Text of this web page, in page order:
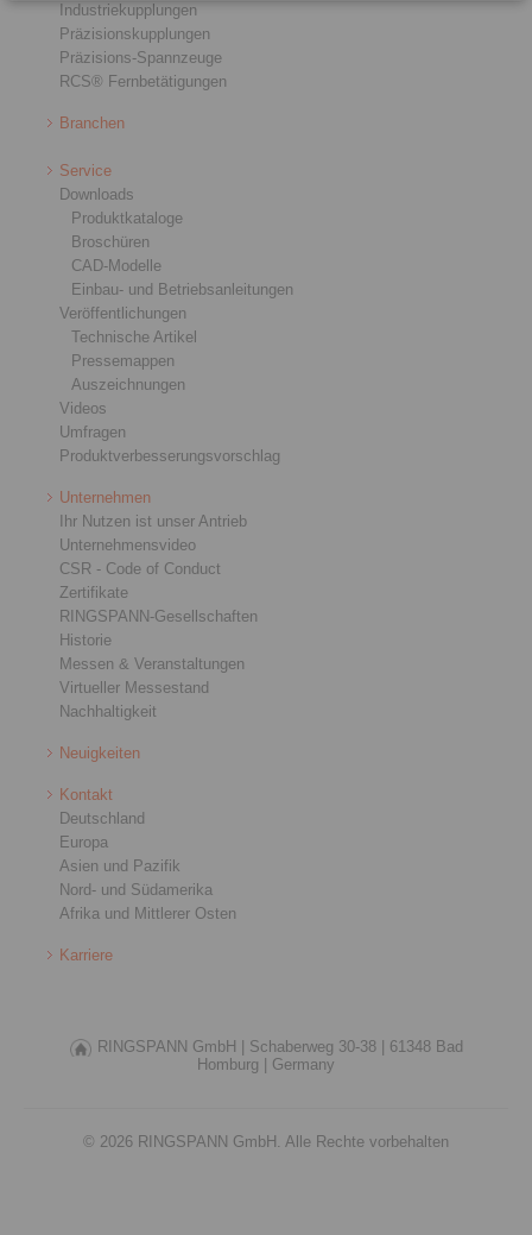
Industriekupplungen
Präzisionskupplungen
Präzisions-Spannzeuge
RCS® Fernbetätigungen
Branchen
Service
Downloads
Produktkataloge
Broschüren
CAD-Modelle
Einbau- und Betriebsanleitungen
Veröffentlichungen
Technische Artikel
Pressemappen
Auszeichnungen
Videos
Umfragen
Produktverbesserungsvorschlag
Unternehmen
Ihr Nutzen ist unser Antrieb
Unternehmensvideo
CSR - Code of Conduct
Zertifikate
RINGSPANN-Gesellschaften
Historie
Messen & Veranstaltungen
Virtueller Messestand
Nachhaltigkeit
Neuigkeiten
Kontakt
Deutschland
Europa
Asien und Pazifik
Nord- und Südamerika
Afrika und Mittlerer Osten
Karriere
RINGSPANN GmbH | Schaberweg 30-38 |
61348 Bad
Homburg |
Germany
© 2026 RINGSPANN GmbH. Alle Rechte vorbehalten